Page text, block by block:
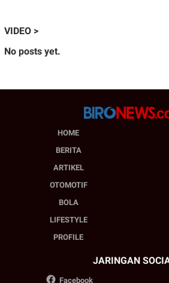
VIDEO >
No posts yet.
HOME
BERITA
ARTIKEL
OTOMOTIF
BOLA
LIFESTYLE
PROFILE
JARINGAN
Facebook